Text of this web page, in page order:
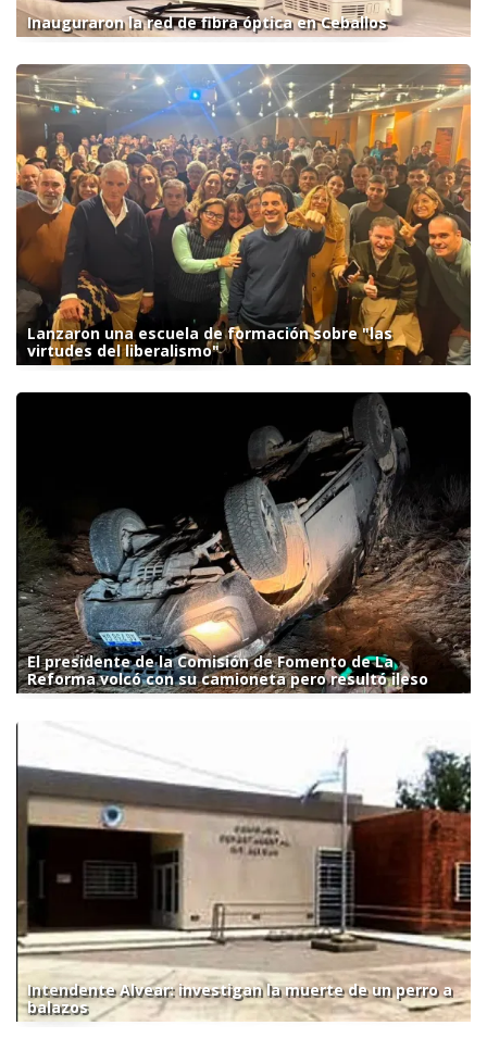
Inauguraron la red de fibra óptica en Ceballos
Lanzaron una escuela de formación sobre "las
virtudes del liberalismo"
El presidente de la Comisión de Fomento de La
Reforma volcó con su camioneta pero resultó ileso
Intendente Alvear: investigan la muerte de un perro a
balazos